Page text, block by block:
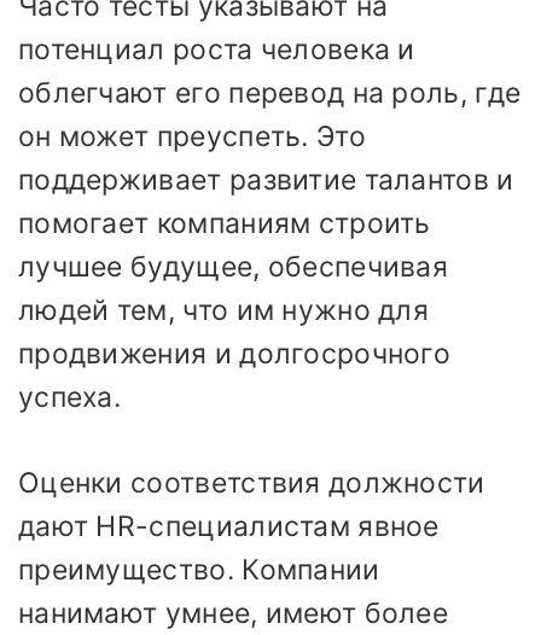
потенциал роста человека и
облегчают его перевод на роль, где
он может преуспеть. Это
поддерживает развитие талантов и
помогает компаниям строить
лучшее будущее, обеспечивая
людей тем, что им нужно для
продвижения и долгосрочного
успеха.
Оценки соответствия должности
дают HR-специалистам явное
преимущество. Компании
нанимают умнее, имеют более